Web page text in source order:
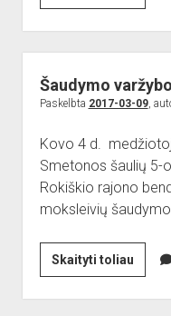
šauliai
Šaudymo
Paskelbta 2017-03-09,
Kovo 4 d.
Smetonos šaulių 5-
Rokiškio rajono
moksleivių
Skaityti toliau